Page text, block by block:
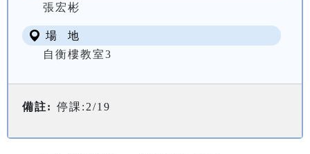
張宏彬
場 地
自衡樓教室3
備註: 停課:2/19